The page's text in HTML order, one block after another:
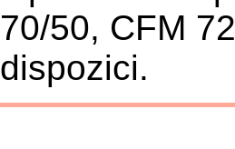
70/50, CFM
dispozici.